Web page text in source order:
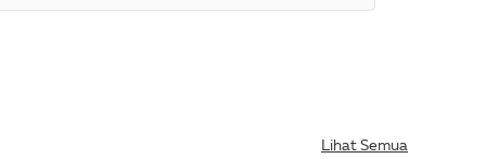
Lihat Semua